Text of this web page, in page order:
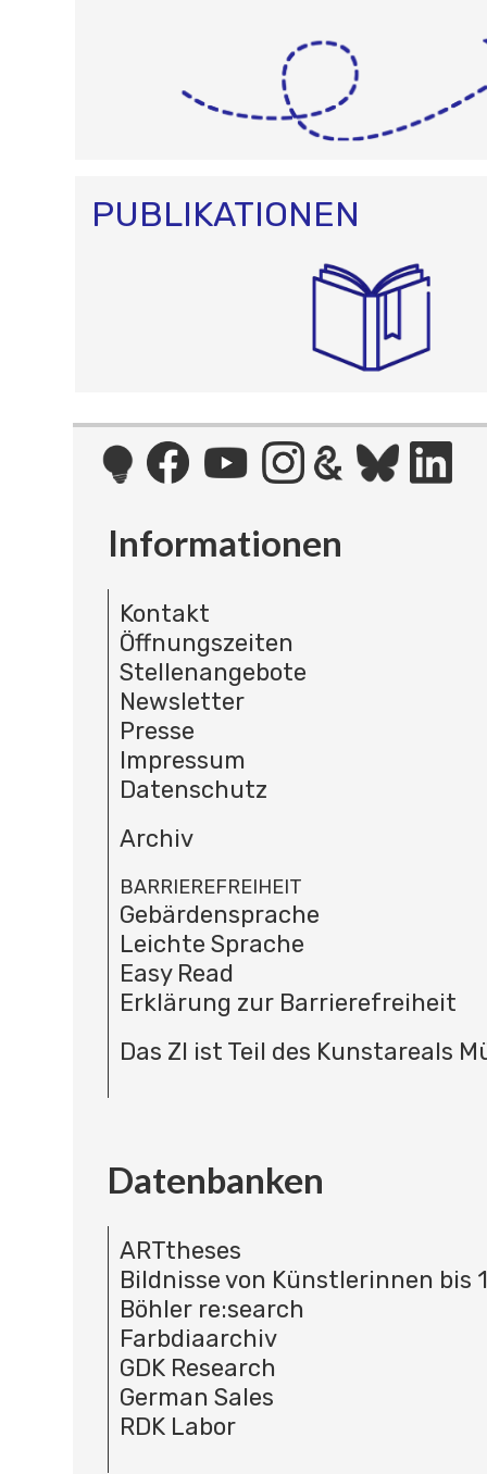
PUBLIKATIONEN
Informationen
Kontakt
Öffnungszeiten
Stellenangebote
Newsletter
Presse
Impressum
Datenschutz
Archiv
BARRIEREFREIHEIT
Gebärdensprache
Leichte Sprache
Easy Read
Erklärung zur Barrierefreiheit
Das ZI ist Teil des Kunstareals
Datenbanken
ARTtheses
Bildnisse von Künstlerinnen bis
Böhler re:search
Farbdiaarchiv
GDK Research
German Sales
RDK Labor